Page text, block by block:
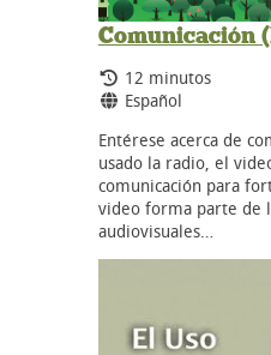
Comunicación
Tiempo de duración:
12 minutos
Idiomas:
Español
Entérese acerca de
usado la radio, el
comunicación para
video forma parte de
audiovisuales…